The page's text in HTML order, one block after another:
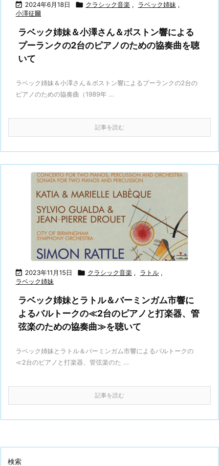
 2024年6月18日  クラシック音楽 , ラベック姉妹 ,
小澤征爾
ラベック姉妹＆小澤さん＆ボストン響による
プーランクの2台のピアノのための協奏曲を聴
いて
ラベック姉妹＆小澤さん＆ボストン響によるプーランクの2台の
ピアノのための協奏曲（1989年 ...
記事を読む
 2023年11月15日  クラシック音楽 , ラトル ,
ラベック姉妹
ラベック姉妹とラトル＆バーミンガム市響に
よるバルトークの≪2台のピアノと打楽器、管
弦楽のための協奏曲≫を聴いて
ラベック姉妹とラトル＆バーミンガム市響によるバルトークの
≪2台のピアノと打楽器、管弦楽のた ...
記事を読む
検索